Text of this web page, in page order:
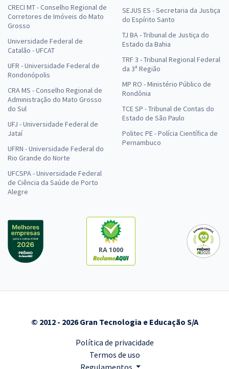
CRECI MT - Conselho Regional de
Corretores de Imóveis do Mato
Grosso
Universidade Federal de
Catalão - UFCAT
UFR - Universidade Federal de
Rondonópolis
CRA MS - Conselho Regional de
Administração do Mato Grosso
do Sul
UFJ - Universidade Federal de
Jataí
UFRN - Universidade Federal do
Rio Grande do Norte
UFCSPA - Universidade Federal
de Ciência da Saúde de Porto
Alegre
SEJUS ES - Secretaria da Justiça
do Espírito Santo
TJ BA - Tribunal de Justiça do
Estado da Bahia
TRF 3 - Tribunal Regional Federal
da 3ª Região
MP RO - Ministério Público de
Rondônia
TCE SP - Tribunal de Contas do
Estado de São Paulo
Politec PE - Polícia Científica de
Pernambuco
RA 1000
© 2012 - 2026 Gran Tecnologia e Educação S/A
Política de privacidade
Termos de uso
Regulamentos